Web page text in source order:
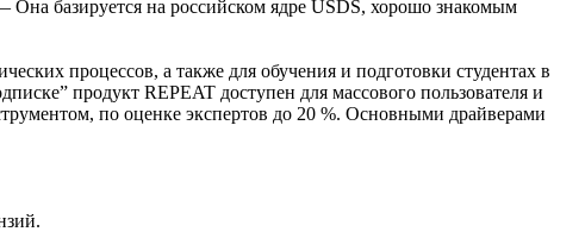
базируется на российском ядре USDS, хорошо знакомым
процессов, а также для обучения и подготовки студентах в
продукт REPEAT доступен для массового пользователя и
по оценке экспертов до 20 %. Основными драйверами